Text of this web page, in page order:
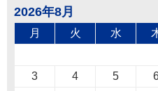
2026年8月
月 火 水
3
4 5